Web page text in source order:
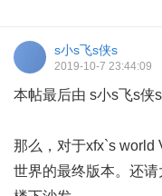
s小s飞s侠s
2019-10-7 23:44:09
本帖最后由 s小s飞s侠
那么，对于xfx`s world
世界的最终版本。还请